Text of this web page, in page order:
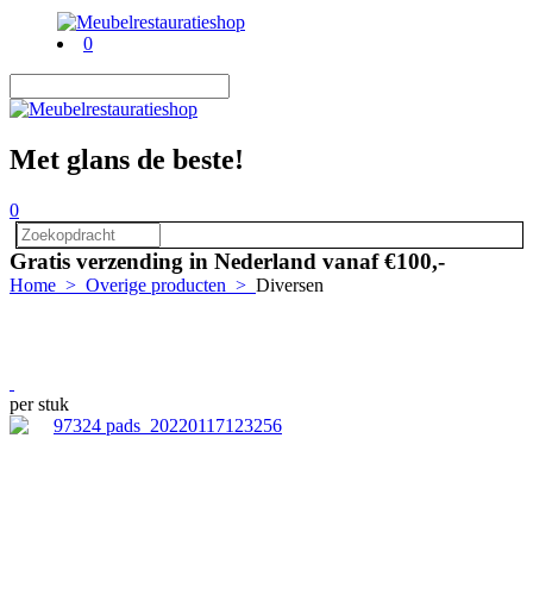
0
Met glans de beste!
0
Gratis verzending in Nederland vanaf €100,-
Home > Overige producten > Diversen
per stuk